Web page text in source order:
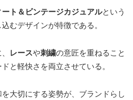
ト＆ビンテージカジュアルという
むデザインが特徴である。
レースや刺繍の意匠を重ねること
と軽快さを両立させている。
大切にする姿勢が、ブランドらし